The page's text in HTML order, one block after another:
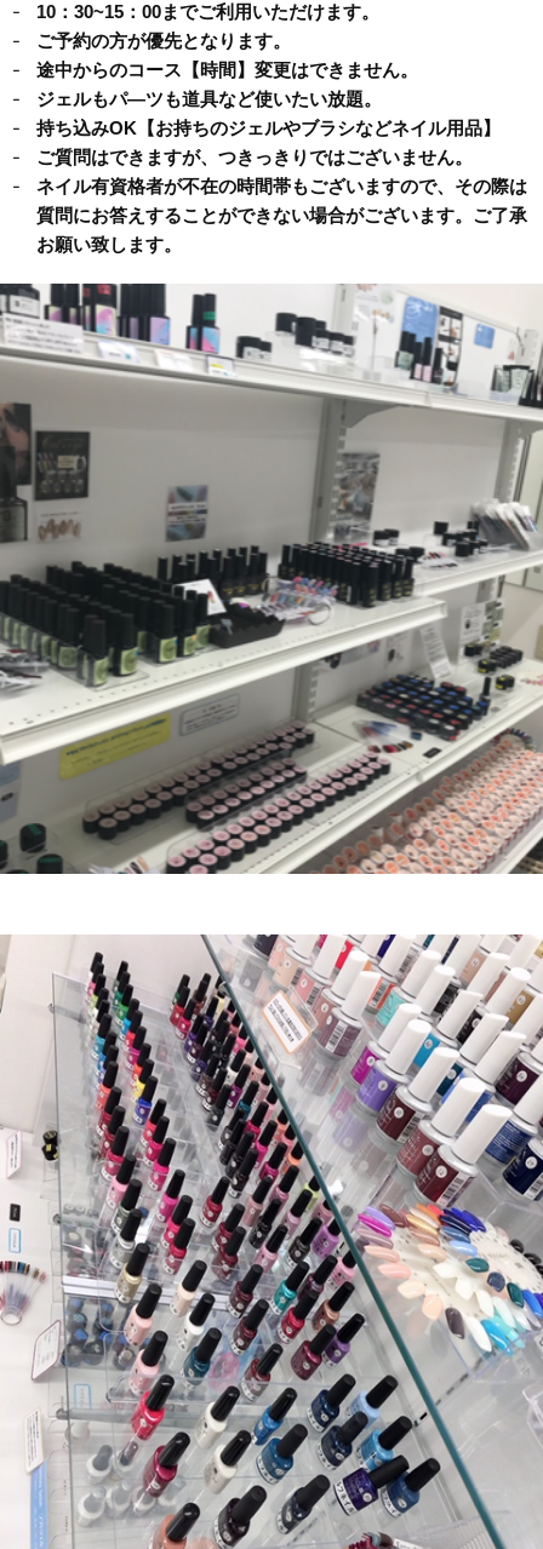
10：30~15：00までご利用いただけます。
ご予約の方が優先となります。
途中からのコース【時間】変更はできません。
ジェルもパ―ツも道具など使いたい放題。
持ち込みOK【お持ちのジェルやブラシなどネイル用品】
ご質問はできますが、つきっきりではございません。
ネイル有資格者が不在の時間帯もございますので、その際は
質問にお答えすることができない場合がございます。ご了承
お願い致します。